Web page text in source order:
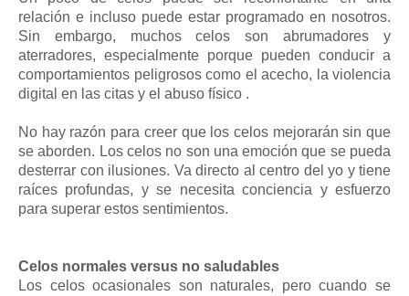
relación e incluso puede estar programado en nosotros.
Sin embargo, muchos celos son abrumadores y
aterradores, especialmente porque pueden conducir a
comportamientos peligrosos como el acecho, la violencia
digital en las citas y el abuso físico .
No hay razón para creer que los celos mejorarán sin que
se aborden. Los celos no son una emoción que se pueda
desterrar con ilusiones. Va directo al centro del yo y tiene
raíces profundas, y se necesita conciencia y esfuerzo
para superar estos sentimientos.
Celos normales versus no saludables
Los celos ocasionales son naturales, pero cuando se